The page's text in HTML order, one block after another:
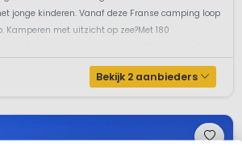
jonge kinderen. Vanaf deze Franse camping loop
Kamperen met uitzicht op zee?Met 180
Bekijk 2 aanbieders